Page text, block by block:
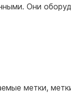
Они
метки,